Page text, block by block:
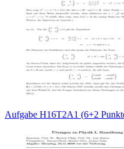
Aufgabe H16T2A1 (6+2